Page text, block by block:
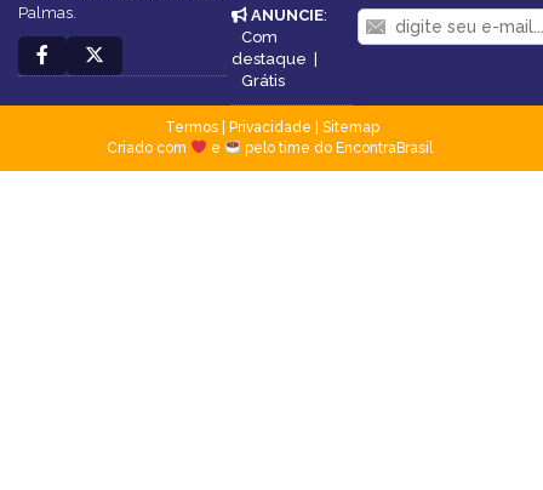
Palmas.
ANUNCIE:
Com
destaque |
Grátis
Termos| Privacidade
Sitemap
Criado com
e pelo time do EncontraBrasil